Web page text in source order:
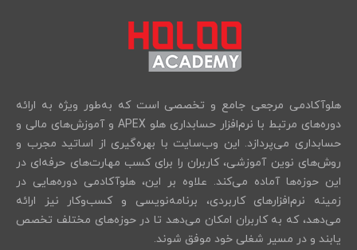
هلوآکادمی مرجعی جامع و تخصصی است که به‌طور ویژه به ارائه
دوره‌های مرتبط با نرم‌افزار حسابداری هلو APEX و آموزش‌های مالی و
حسابداری می‌پردازد. این وب‌سایت با بهره‌گیری از اساتید مجرب و
روش‌های نوین آموزشی، کاربران را برای کسب مهارت‌های حرفه‌ای در
این حوزه‌ها آماده می‌کند. علاوه بر این، هلوآکادمی دوره‌هایی در
زمینه نرم‌افزارهای کاربردی، برنامه‌نویسی و کسب‌وکار نیز ارائه
می‌دهد، که به کاربران امکان می‌دهد تا در حوزه‌های مختلف تخصص
یابند و در مسیر شغلی خود موفق شوند.